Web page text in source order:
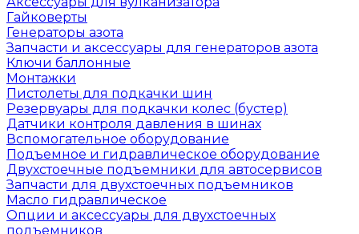
Гайковерты
Генераторы азота
Запчасти и аксессуары для генераторов азота
Ключи баллонные
Монтажки
Пистолеты для подкачки шин
Резервуары для подкачки колес (бустер)
Датчики контроля давления в шинах
Вспомогательное оборудование
Подъемное и гидравлическое оборудование
Двухстоечные подъемники для автосервисов
Запчасти для двухстоечных подъемников
Масло гидравлическое
Опции и аксессуары для двухстоечных
подъемников